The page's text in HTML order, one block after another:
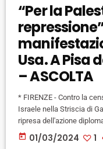
“Per la
Usa. A Pisa
– ASCOLTA
* FIRENZE - Contro la
Israele nella Striscia di
ripresa dell'azione
repressione evidenziato
scorso in Toscana. Si
today 01/03/2024 1